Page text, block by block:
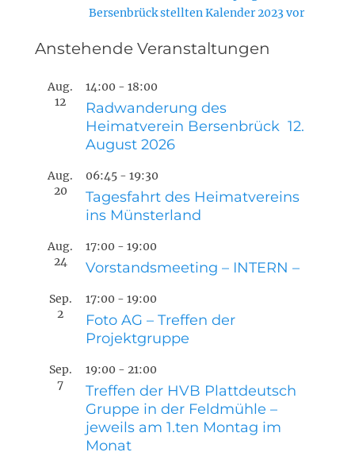
Beitrag:Bersenbrück stellten Kalender 2023 vor
Anstehende Veranstaltungen
Aug.
12
14:00 - 18:00
Radwanderung des
Heimatverein Bersenbrück 12.
August 2026
Aug.
20
06:45 - 19:30
Tagesfahrt des Heimatvereins
ins Münsterland
Aug.
24
17:00 - 19:00
Vorstandsmeeting – INTERN –
Sep.
2
17:00 - 19:00
Foto AG – Treffen der
Projektgruppe
Sep.
7
19:00 - 21:00
Treffen der HVB Plattdeutsch
Gruppe in der Feldmühle –
jeweils am 1.ten Montag im
Monat